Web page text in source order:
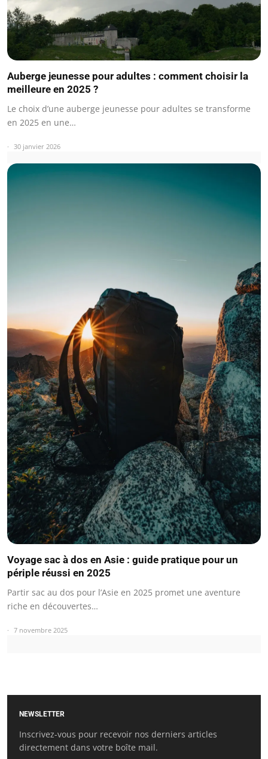
Auberge jeunesse pour adultes : comment choisir la
meilleure en 2025 ?
Le choix d’une auberge jeunesse pour adultes se transforme
en 2025 en une…
30 janvier 2026
Voyage sac à dos en Asie : guide pratique pour un
périple réussi en 2025
Partir sac au dos pour l’Asie en 2025 promet une aventure
riche en découvertes…
7 novembre 2025
NEWSLETTER
Inscrivez-vous pour recevoir nos derniers articles
directement dans votre boîte mail.